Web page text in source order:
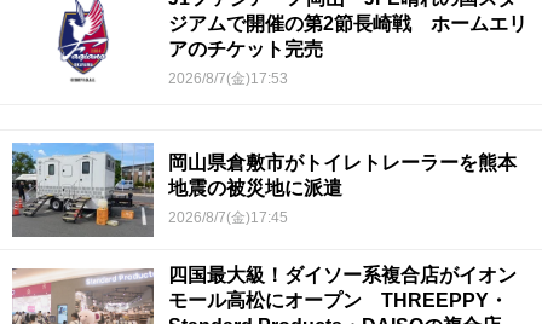
ジアムで開催の第2節長崎戦 ホームエリ
アのチケット完売
2026/8/7(金)17:53
岡山県倉敷市がトイレトレーラーを熊本
地震の被災地に派遣
2026/8/7(金)17:45
四国最大級！ダイソー系複合店がイオン
モール高松にオープン THREEPPY・